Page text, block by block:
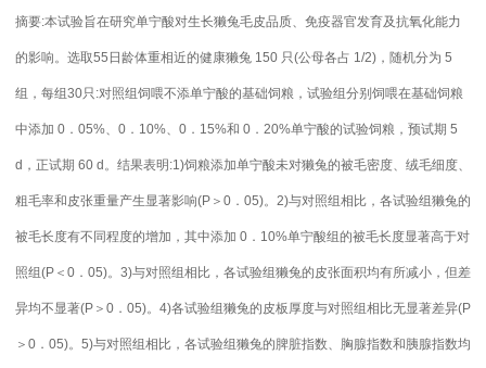
摘要:本试验旨在研究单宁酸对生长獭兔毛皮品质、免疫器官发育及抗氧化能力
的影响。选取55日龄体重相近的健康獭兔 150 只(公母各占 1/2)，随机分为 5
组，每组30只:对照组饲喂不添单宁酸的基础饲粮，试验组分别饲喂在基础饲粮
中添加 0．05%、0．10%、0．15%和 0．20%单宁酸的试验饲粮，预试期 5
d，正试期 60 d。结果表明:1)饲粮添加单宁酸未对獭兔的被毛密度、绒毛细度、
粗毛率和皮张重量产生显著影响(P＞0．05)。2)与对照组相比，各试验组獭兔的
被毛长度有不同程度的增加，其中添加 0．10%单宁酸组的被毛长度显著高于对
照组(P＜0．05)。3)与对照组相比，各试验组獭兔的皮张面积均有所减小，但差
异均不显著(P＞0．05)。4)各试验组獭兔的皮板厚度与对照组相比无显著差异(P
＞0．05)。5)与对照组相比，各试验组獭兔的脾脏指数、胸腺指数和胰腺指数均